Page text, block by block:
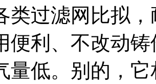
类过滤网比拟
便利、不改动
量低。别的，